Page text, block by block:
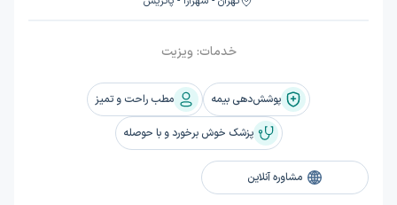
خدمات:ویزیت
پوشش‌دهی بیمه مطب راحت و تمیز
پزشک خوش برخورد و با حوصله
مشاوره آنلاین